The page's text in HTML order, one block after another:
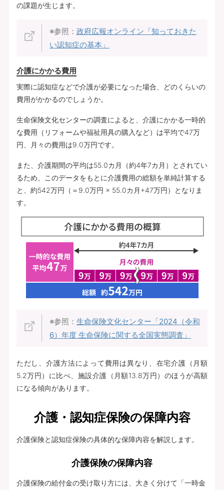
の課題が生じます。
※参照： 政府広報オンライン「知っておきた
い認知症の基本」
介護にかかる費用
実際に認知症などで介護が必要になった場合、どのくらいの
費用がかかるのでしょうか。
生命保険文化センターの調査によると、介護にかかる一時的
な費用（リフォームや福祉用具の購入など）は平均で47万
円、月々の費用は9.0万円です。
また、介護期間の平均は55.0カ月（約4年7カ月）とされてい
るため、このデータをもとに介護費用の総額を単純計算する
と、約542万円（＝9.0万円 × 55.0カ月+47万円）となりま
す。
※参照： 生命保険文化センター「2024（令和
6）年度 生命保険に関する全国実態調査」
ただし、介護方法によって費用は異なり、在宅介護（月額
5.2万円）に比べ、施設介護（月額13.8万円）のほうが高額
になる傾向があります。
介護・認知症保険の保障内容
介護保険と認知症保険の具体的な保障内容を解説します。
介護保険の保障内容
介護保険の給付金の受け取り方には、大きく分けて「一時金